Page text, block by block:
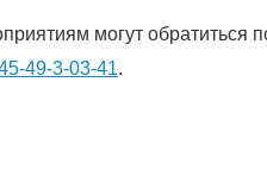
могут обратиться
49-3-03-41.